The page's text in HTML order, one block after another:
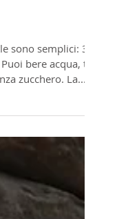
sono semplici: 3
zucchero. La...